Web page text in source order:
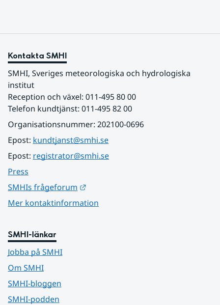
Kontakta SMHI
SMHI, Sveriges meteorologiska och hydrologiska
institut
Reception och växel: 011-495 80 00
Telefon kundtjänst: 011-495 82 00
Organisationsnummer: 202100-0696
Epost: kundtjanst@smhi.se
Epost: registrator@smhi.se
Press
SMHIs frågeforum
Mer kontaktinformation
SMHI-länkar
Jobba på SMHI
Om SMHI
SMHI-bloggen
SMHI-podden